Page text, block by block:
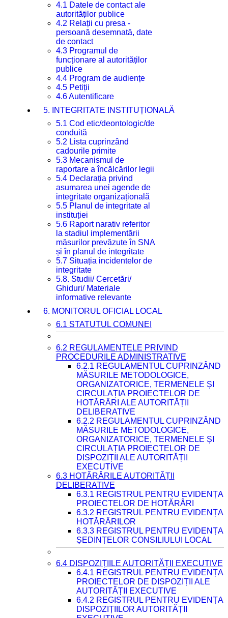
4.1 Datele de contact ale
autorităților publice
4.2 Relații cu presa -
persoană desemnată, date
de contact
4.3 Programul de
funcționare al autorităților
publice
4.4 Program de audiențe
4.5 Petiții
4.6 Autentificare
5. INTEGRITATE INSTITUȚIONALĂ
5.1 Cod etic/deontologic/de
conduită
5.2 Lista cuprinzând
cadourile primite
5.3 Mecanismul de
raportare a încălcărilor legii
5.4 Declarația privind
asumarea unei agende de
integritate organizațională
5.5 Planul de integritate al
instituției
5.6 Raport narativ referitor
la stadiul implementării
măsurilor prevăzute în SNA
și în planul de integritate
5.7 Situația incidentelor de
integritate
5.8. Studii/ Cercetări/
Ghiduri/ Materiale
informative relevante
6. MONITORUL OFICIAL LOCAL
6.1 STATUTUL COMUNEI
6.2 REGULAMENTELE PRIVIND
PROCEDURILE ADMINISTRATIVE
6.2.1 REGULAMENTUL CUPRINZÂND
MĂSURILE METODOLOGICE,
ORGANIZATORICE, TERMENELE ȘI
CIRCULAȚIA PROIECTELOR DE
HOTĂRÂRI ALE AUTORITĂȚII
DELIBERATIVE
6.2.2 REGULAMENTUL CUPRINZÂND
MĂSURILE METODOLOGICE,
ORGANIZATORICE, TERMENELE ȘI
CIRCULAȚIA PROIECTELOR DE
DISPOZIȚII ALE AUTORITĂȚII
EXECUTIVE
6.3 HOTĂRÂRILE AUTORITĂȚII
DELIBERATIVE
6.3.1 REGISTRUL PENTRU EVIDENȚA
PROIECTELOR DE HOTĂRÂRI
6.3.2 REGISTRUL PENTRU EVIDENȚA
HOTĂRÂRILOR
6.3.3 REGISTRUL PENTRU EVIDENȚA
ȘEDINȚELOR CONSILIULUI LOCAL
6.4 DISPOZIȚIILE AUTORITĂȚII EXECUTIVE
6.4.1 REGISTRUL PENTRU EVIDENȚA
PROIECTELOR DE DISPOZIȚII ALE
AUTORITĂȚII EXECUTIVE
6.4.2 REGISTRUL PENTRU EVIDENȚA
DISPOZIȚIILOR AUTORITĂȚII